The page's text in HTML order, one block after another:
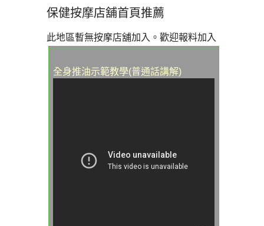
保健按摩店舖首頁推薦
此地區暫無按摩店舖加入。歡迎報料加入
全身推油示範教學(普通話講解)